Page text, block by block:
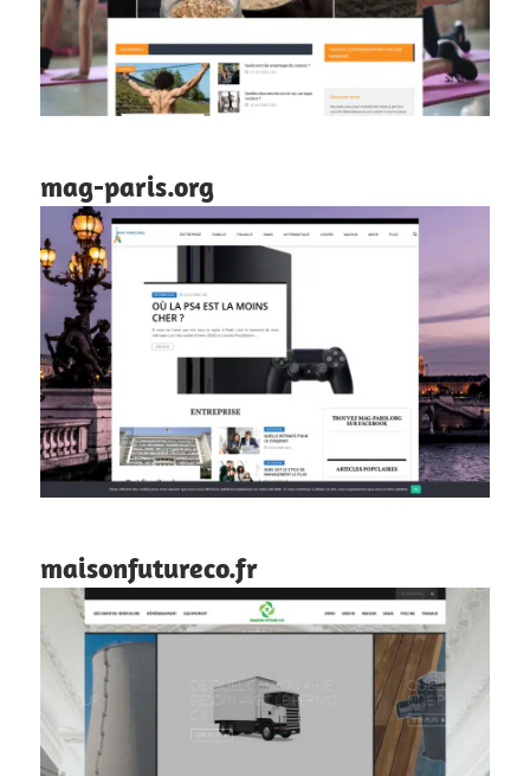
mag-paris.org
maisonfutureco.fr